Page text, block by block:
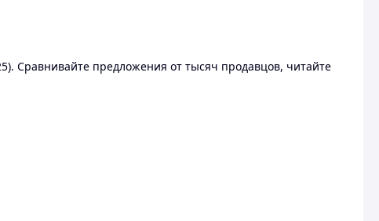
Сравнивайте предложения от тысяч продавцов, читайте